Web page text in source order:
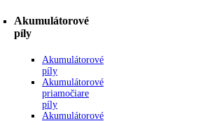
Akumulátorové
píly
Akumulátorové
píly
Akumulátorové
priamočiare
píly
Akumulátorové